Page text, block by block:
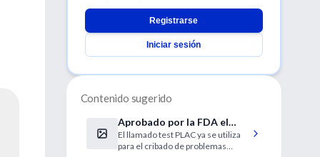
Registrarse
Iniciar sesión
Contenido sugerido
Aprobado por la FDA el
primer test sanguíneo para
calcular el riesgo de ictus
El llamado test PLAC ya se utiliza
para el cribado de problemas